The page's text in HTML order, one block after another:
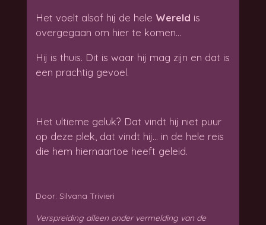
Het voelt alsof hij de hele Wereld is
overgegaan om hier te komen…
Hij is thuis. Dit is waar hij mag zijn en dat is
een prachtig gevoel.
Het ultieme geluk? Dat vindt hij niet puur
op deze plek, dat vindt hij… in de hele reis
die hem hiernaartoe heeft geleid.
Door: Silvana Trivieri
Verspreiding alleen onder vermelding van de